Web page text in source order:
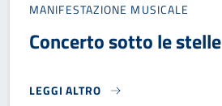
MANIFESTAZIONE MUSICALE
Concerto sotto le stelle
LEGGI ALTRO
CONCERTO SOTTO LE STELLE}